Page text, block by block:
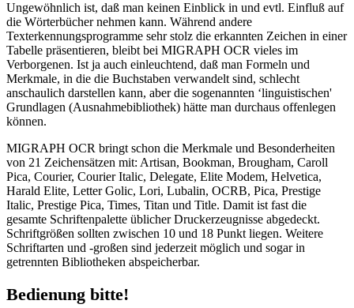
Ungewöhnlich ist, daß man keinen Einblick in und evtl. Einfluß auf
die Wörterbücher nehmen kann. Während andere
Texterkennungsprogramme sehr stolz die erkannten Zeichen in einer
Tabelle präsentieren, bleibt bei MIGRAPH OCR vieles im
Verborgenen. Ist ja auch einleuchtend, daß man Formeln und
Merkmale, in die die Buchstaben verwandelt sind, schlecht
anschaulich darstellen kann, aber die sogenannten ‘linguistischen'
Grundlagen (Ausnahmebibliothek) hätte man durchaus offenlegen
können.
MIGRAPH OCR bringt schon die Merkmale und Besonderheiten
von 21 Zeichensätzen mit: Artisan, Bookman, Brougham, Caroll
Pica, Courier, Courier Italic, Delegate, Elite Modem, Helvetica,
Harald Elite, Letter Golic, Lori, Lubalin, OCRB, Pica, Prestige
Italic, Prestige Pica, Times, Titan und Title. Damit ist fast die
gesamte Schriftenpalette üblicher Druckerzeugnisse abgedeckt.
Schriftgrößen sollten zwischen 10 und 18 Punkt liegen. Weitere
Schriftarten und -großen sind jederzeit möglich und sogar in
getrennten Bibliotheken abspeicherbar.
Bedienung bitte!